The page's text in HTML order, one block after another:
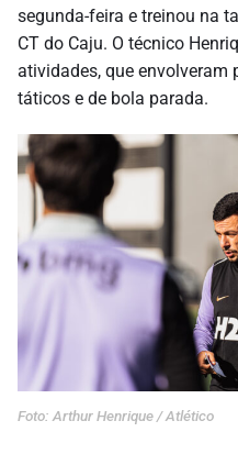
segunda-feira e treinou na
CT do Caju. O técnico
atividades, que
táticos e de bola parada.
Foto: Arthur Henrique / Atlético